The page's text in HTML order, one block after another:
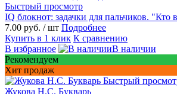
Быстрый просмотр
IQ блокнот: задачки для пальчиков. "Кто
7.00 руб. / шт Подробнее
Купить в 1 клик К сравнению
В избранное
В наличии
Рекомендуем
Хит продаж
Быстрый
Жукова Н.С. Букварь